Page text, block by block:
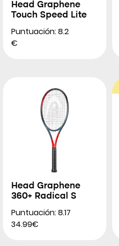
Head Graphene
Touch Speed Lite
Puntuación: 8.2
€
Head Graphene
360+ Radical S
Puntuación: 8.17
34.99€